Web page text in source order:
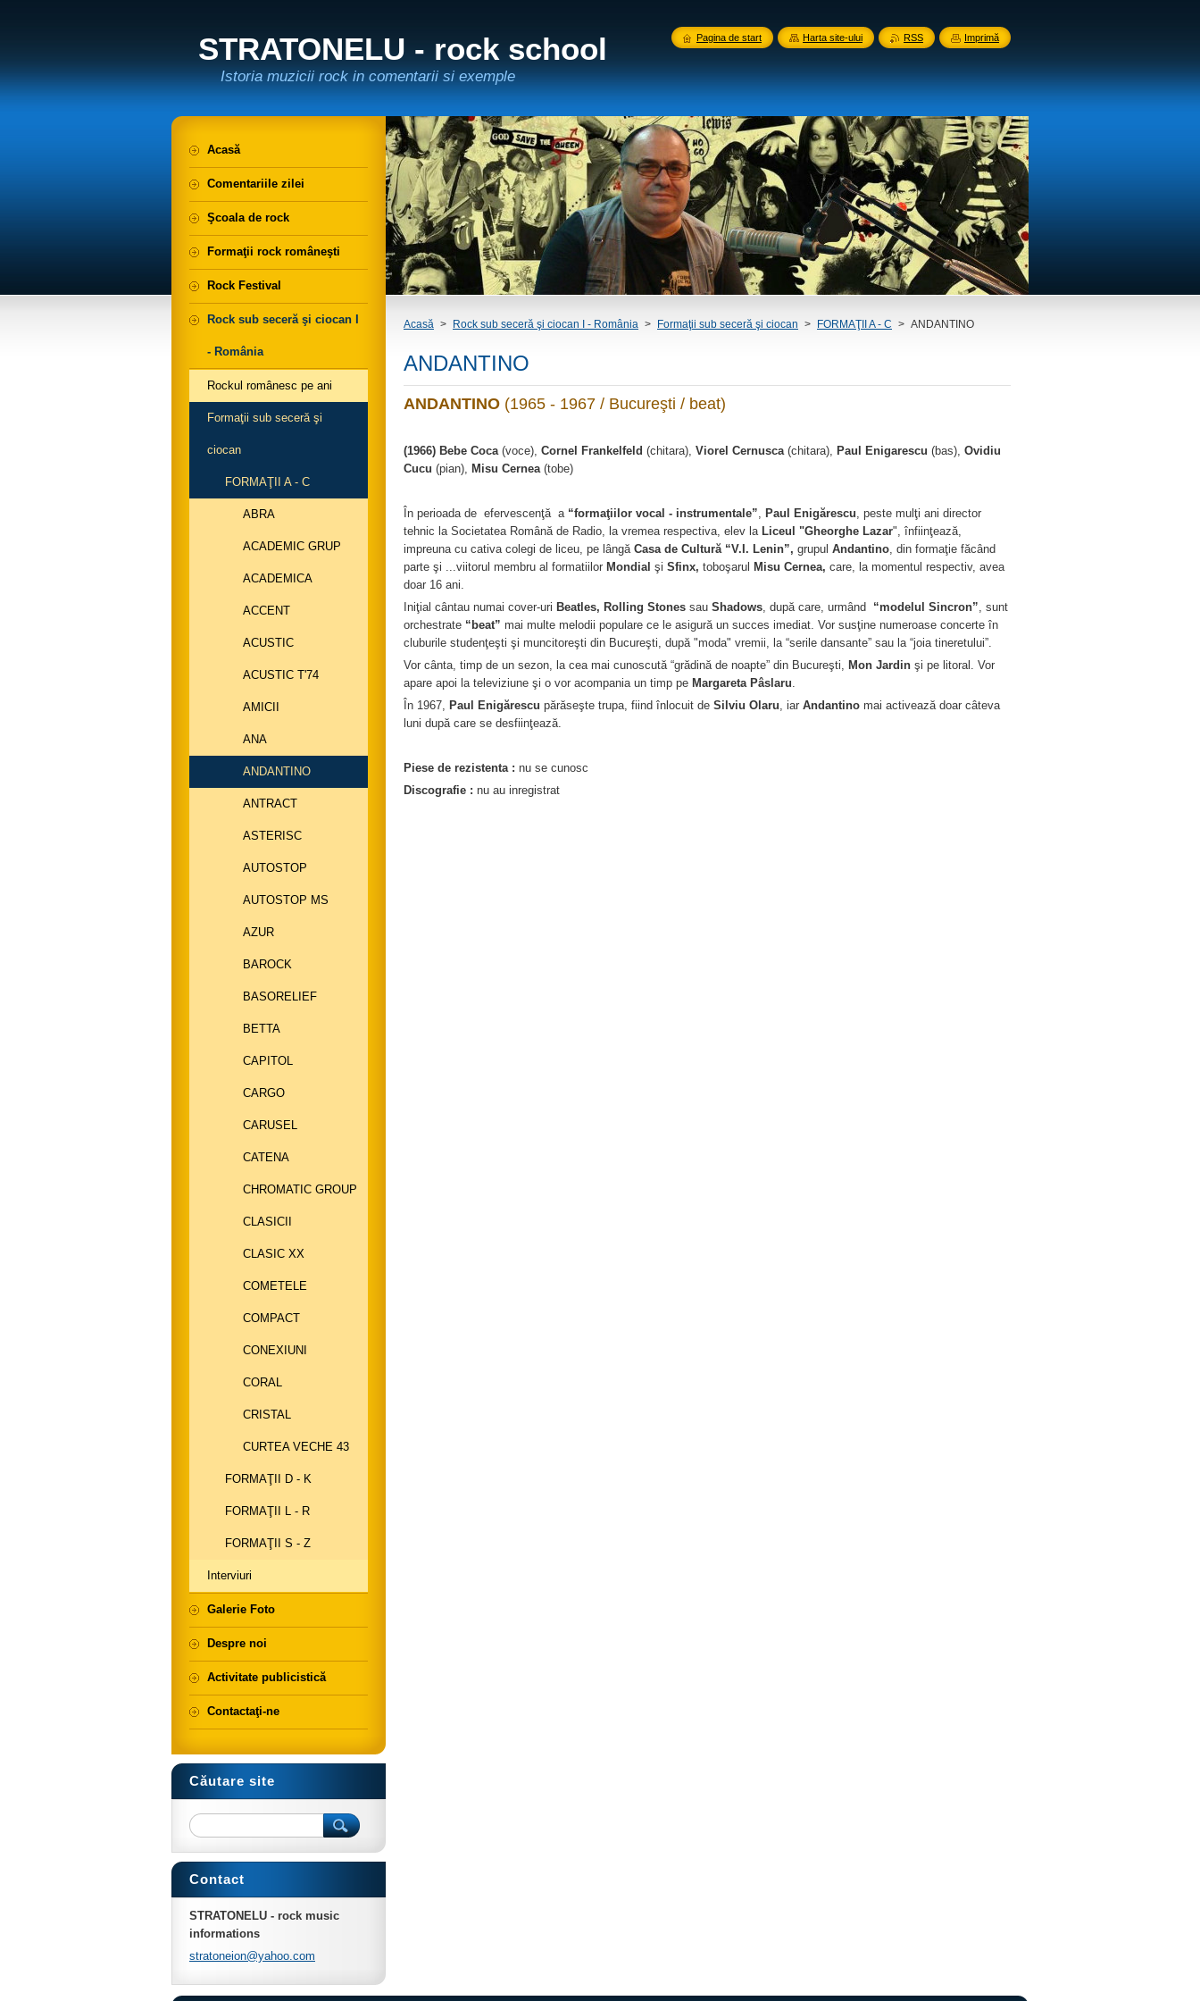
STRATONELU - rock school
Istoria muzicii rock in comentarii si exemple
Acasă > Rock sub seceră şi ciocan I - România > Formaţii sub seceră şi ciocan > FORMAŢII A - C > ANDANTINO
ANDANTINO
ANDANTINO (1965 - 1967 / Bucureşti / beat)
(1966) Bebe Coca(voce), Cornel Frankelfeld (chitara), Viorel Cernusca(chitara), Paul Enigarescu (bas), Ovidiu
Cucu (pian), Misu Cernea(tobe)
În perioada de efervescenţă a “formaţiilor vocal - instrumentale”, Paul Enigărescu, peste mulţi ani director
tehnic la Societatea Română de Radio, la vremea respectiva, elev la Liceul "Gheorghe Lazar", înfiinţează,
impreuna cu cativa colegi de liceu, pe lângă Casa de Cultură “V.I. Lenin”, grupul Andantino, din formaţie făcând
parte şi ...viitorul membru al formatiilor Mondial şi Sfinx, toboşarul Misu Cernea, care, la momentul respectiv, avea
doar 16 ani.
Iniţial cântau numai cover-uri Beatles, Rolling Stones sau Shadows, după care, urmând “modelul Sincron”, sunt
orchestrate “beat” mai multe melodii populare ce le asigură un succes imediat. Vor susţine numeroase concerte în
cluburile studenţeşti şi muncitoreşti din Bucureşti, după "moda" vremii, la “serile dansante” sau la “joia tineretului”.
Vor cânta, timp de un sezon, la cea mai cunoscută “grădină de noapte” din Bucureşti, Mon Jardin şi pe litoral. Vor
apare apoi la televiziune şi o vor acompania un timp pe Margareta Pâslaru.
În 1967, Paul Enigărescu părăseşte trupa, fiind înlocuit de Silviu Olaru, iar Andantino mai activează doar câteva
luni după care se desfiinţează.
Piese de rezistenta : nu se cunosc
Discografie : nu au inregistrat
Acasă
Comentariile zilei
Şcoala de rock
Formaţii rock româneşti
Rock Festival
Rock sub seceră şi ciocan I
- România
Rockul românesc pe ani
Formaţii sub seceră şi
ciocan
FORMAŢII A - C
ABRA
ACADEMIC GRUP
ACADEMICA
ACCENT
ACUSTIC
ACUSTIC T'74
AMICII
ANA
ANDANTINO
ANTRACT
ASTERISC
AUTOSTOP
AUTOSTOP MS
AZUR
BAROCK
BASORELIEF
BETTA
CAPITOL
CARGO
CARUSEL
CATENA
CHROMATIC GROUP
CLASICII
CLASIC XX
COMETELE
COMPACT
CONEXIUNI
CORAL
CRISTAL
CURTEA VECHE 43
FORMAŢII D - K
FORMAŢII L - R
FORMAŢII S - Z
Interviuri
Galerie Foto
Despre noi
Activitate publicistică
Contactaţi-ne
Căutare site
Contact
STRATONELU - rock music
informations
stratoneion@yahoo.com
Pagina de start Harta site-ului RSS Imprimă